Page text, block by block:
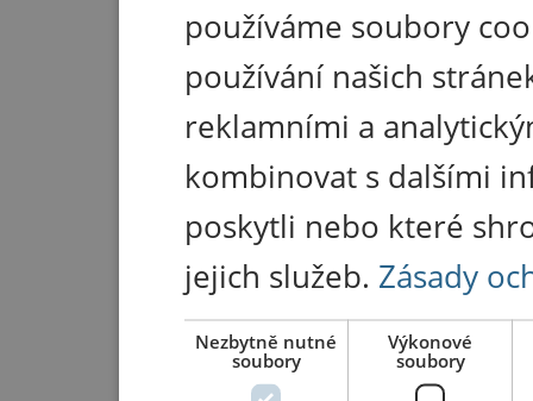
používáme soubory
používání našich
reklamními a
kombinovat s dalšími
poskytli nebo které
jejich služeb. Zásady
Nezbytně nutné
soubory
Výkonové
soubory